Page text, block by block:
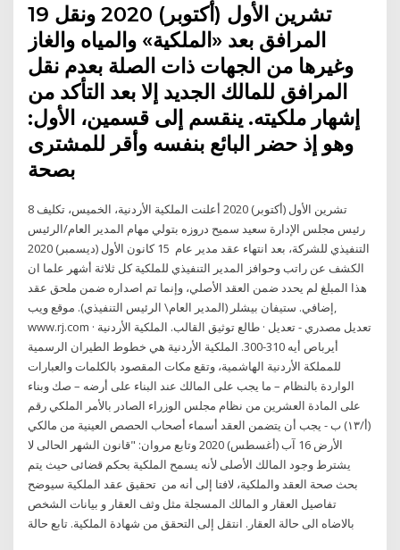
19 تشرين الأول (أكتوبر) 2020 ونقل
المرافق بعد «الملكية» والمياه والغاز
وغيرها من الجهات ذات الصلة بعدم نقل
المرافق للمالك الجديد إلا بعد التأكد من
إشهار ملكيته. ينقسم إلى قسمين، الأول:
وهو إذ حضر البائع بنفسه وأقر للمشترى
بصحة
8 تشرين الأول (أكتوبر) 2020 أعلنت الملكية الأردنية، الخميس، تكليف
رئيس مجلس الإدارة سعيد سميح دروزه بتولي مهام المدير العام/الرئيس
التنفيذي للشركة، بعد انتهاء عقد مدير عام 15 كانون الأول (ديسمبر) 2020
الكشف عن راتب وحوافز المدير التنفيذي للملكية كل ثلاثة أشهر علما ان
هذا المبلغ لم يحدد ضمن العقد الأصلي، وإنما تم اصداره ضمن ملحق عقد
إضافي. ستيفان بيشلر (المدير العام\ الرئيس التنفيذي). موقع ويب,
www.rj.com · تعديل مصدري - تعديل · طالع توثيق القالب. الملكية الأردنية
أيرباص أيه 310-300. الملكية الأردنية هي خطوط الطيران الرسمية
للمملكة الأردنية الهاشمية، وتقع مكات المقصود بالكلمات والعبارات
الواردة بالنظام – ما يجب على المالك عند البناء على أرضه – صك وبناء
على المادة العشرين من نظام مجلس الوزراء الصادر بالأمر الملكي رقم
(أ/١٣) ب - يجب أن يتضمن العقد أسماء أصحاب الحصص العينية من مالكي
الأرض 16 آب (أغسطس) 2020 وتابع مروان: "قانون الشهر الحالى لا
يشترط وجود المالك الأصلى لأنه يسمح الملكية بحكم قضائى حيث يتم
بحث صحة العقد والملكية، لافتا إلى أنه من تحقيق عقد الملكية سيوضح
تفاصيل العقار و المالك المسجلة مثل وثف العقار و بيانات الشخص